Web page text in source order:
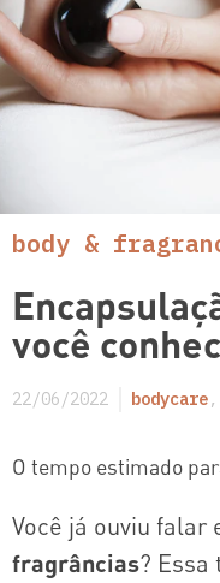
body &
você
22/06/2022 bodycare,
O tempo estimado
Você já ouviu falar
fragrâncias? Essa